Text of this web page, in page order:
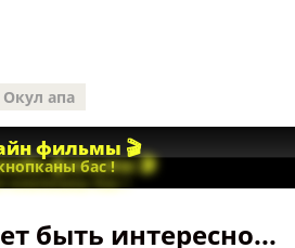
Окул апа
фильмы 🎬
бас !
быть интересно...